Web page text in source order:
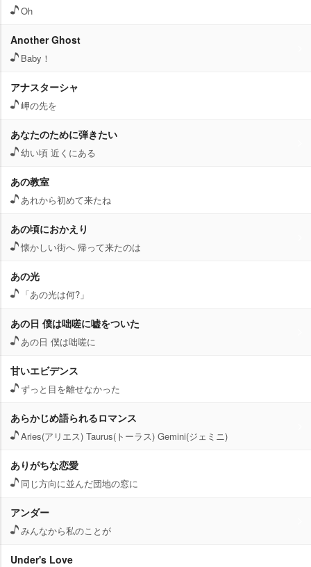
Oh
Another Ghost
Baby！
アナスターシャ
岬の先を
あなたのために弾きたい
幼い頃 近くにある
あの教室
あれから初めて来たね
あの頃におかえり
懐かしい街へ 帰って来たのは
あの光
「あの光は何?」
あの日 僕は咄嗟に嘘をついた
あの日 僕は咄嗟に
甘いエビデンス
ずっと目を離せなかった
あらかじめ語られるロマンス
Aries(アリエス) Taurus(トーラス) Gemini(ジェミニ)
ありがちな恋愛
同じ方向に並んだ団地の窓に
アンダー
みんなから私のことが
Under's Love